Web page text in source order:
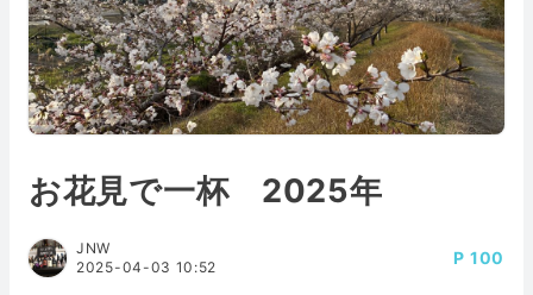
お花見で一杯 2025年
JNW
2025-04-03 10:52
100